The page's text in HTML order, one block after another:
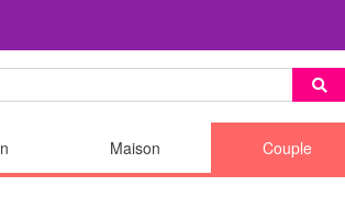
Maison Couple